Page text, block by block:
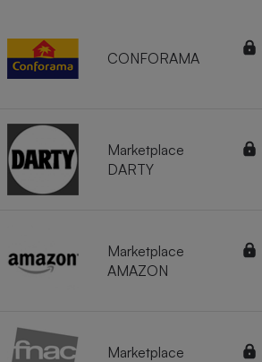
CONFORAMA
Marketplace
DARTY
Marketplace
AMAZON
Marketplace